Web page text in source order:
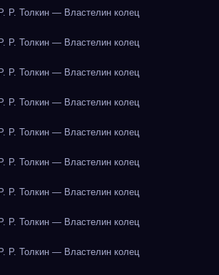
Р. Толкин — Властелин колец
Р. Толкин — Властелин колец
Р. Толкин — Властелин колец
Р. Толкин — Властелин колец
Р. Толкин — Властелин колец
Р. Толкин — Властелин колец
Р. Толкин — Властелин колец
Р. Толкин — Властелин колец
Р. Толкин — Властелин колец